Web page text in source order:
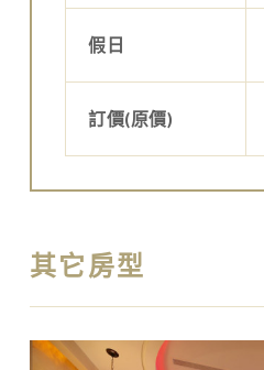
假日
訂價(原價)
其它房型